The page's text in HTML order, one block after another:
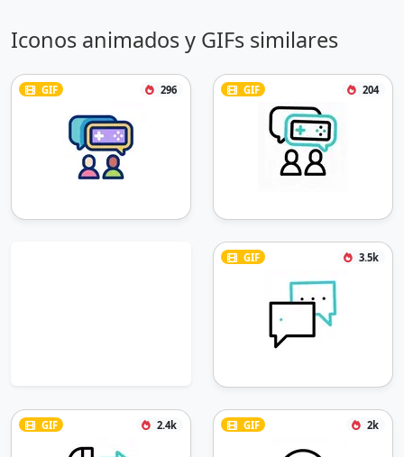
Iconos animados y GIFs similares
GIF 296 GIF 204
GIF 3.5k
GIF 2.4k GIF 2k